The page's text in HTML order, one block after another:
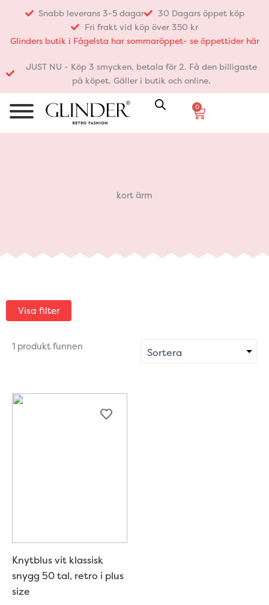
innehåll
Snabb leverans 3-5 dagar
30 Dagars öppet köp
Fri frakt vid köp över 350 kr
Glinders butik i Fågelsta har sommaröppet- se öppettider här
JUST NU - Köp 3 smycken, betala för 2. Få den billigaste
på köpet. Gäller i butik och online.
0
Varukorg
kort ärm
Visa filter
1 produkt funnen
Knytblus vit klassisk
snygg 50 tal, retro i plus
size